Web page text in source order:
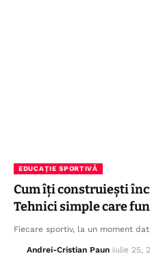
EDUCAȚIE SPORTIVĂ
Cum îți construiești
Tehnici simple care
Fiecare sportiv, la un moment
Andrei-Cristian Paun iulie 25,